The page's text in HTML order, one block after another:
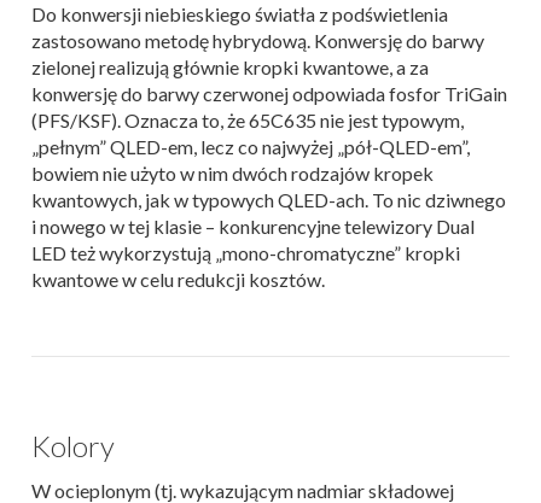
Do konwersji niebieskiego światła z podświetlenia
zastosowano metodę hybrydową. Konwersję do barwy
zielonej realizują głównie kropki kwantowe, a za
konwersję do barwy czerwonej odpowiada fosfor TriGain
(PFS/KSF). Oznacza to, że 65C635 nie jest typowym,
„pełnym” QLED-em, lecz co najwyżej „pół-QLED-em”,
bowiem nie użyto w nim dwóch rodzajów kropek
kwantowych, jak w typowych QLED-ach. To nic dziwnego
i nowego w tej klasie – konkurencyjne telewizory Dual
LED też wykorzystują „mono-chromatyczne” kropki
kwantowe w celu redukcji kosztów.
Kolory
W ocieplonym (tj. wykazującym nadmiar składowej